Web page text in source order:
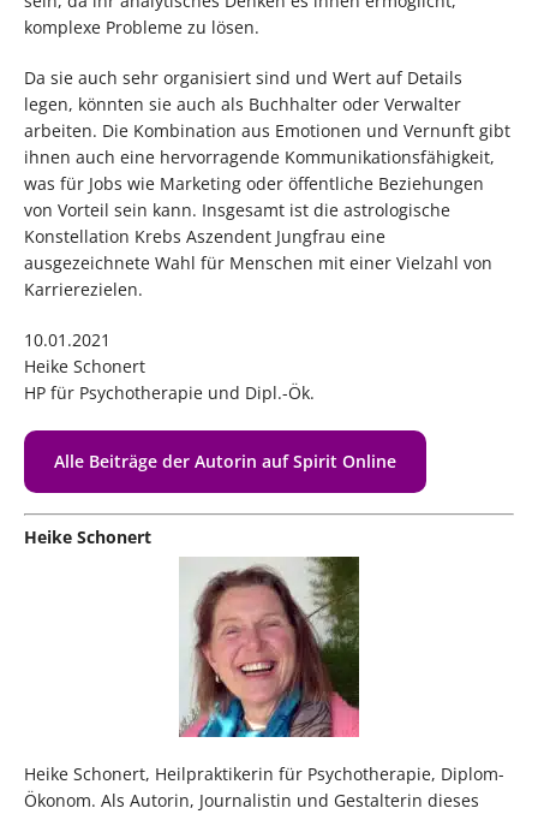
komplexe Probleme zu lösen.
Da sie auch sehr organisiert sind und Wert auf Details
legen, könnten sie auch als Buchhalter oder Verwalter
arbeiten. Die Kombination aus Emotionen und Vernunft gibt
ihnen auch eine hervorragende Kommunikationsfähigkeit,
was für Jobs wie Marketing oder öffentliche Beziehungen
von Vorteil sein kann. Insgesamt ist die astrologische
Konstellation Krebs Aszendent Jungfrau eine
ausgezeichnete Wahl für Menschen mit einer Vielzahl von
Karrierezielen.
10.01.2021
Heike Schonert
HP für Psychotherapie und Dipl.-Ök.
Alle Beiträge der Autorin auf Spirit Online
Heike Schonert
Heike Schonert, Heilpraktikerin für Psychotherapie, Diplom-
Ökonom. Als Autorin, Journalistin und Gestalterin dieses